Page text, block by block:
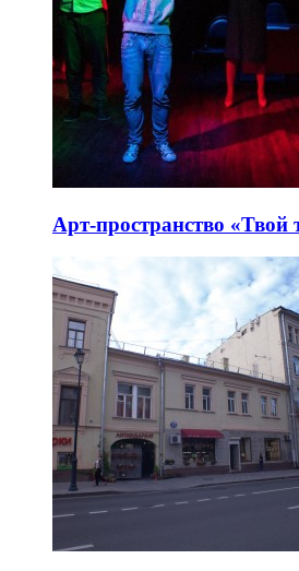
Арт-пространство «Твой